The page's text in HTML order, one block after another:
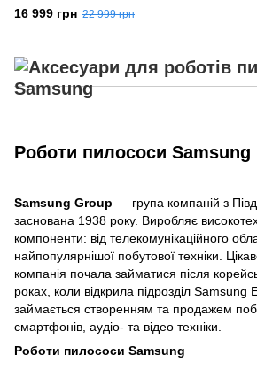
16 999 грн 22 999 грн
Роботи пилососи Samsung
Samsung Group — група компаній з
заснована 1938 року. Виробляє
компоненти: від телекомунікаційного
найпопулярнішої побутової техніки.
компанія почала займатися після
роках, коли відкрила підрозділ
займається створенням та продажем
смартфонів, аудіо- та відео техніки.
Роботи пилососи Samsung